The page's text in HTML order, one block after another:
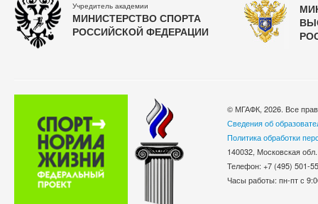
Учредитель академии
МИНИСТЕРСТВО СПОРТА
РОССИЙСКОЙ ФЕДЕРАЦИИ
© МГАФК, 2026. Все
Сведения об
Политика обработки
140032, Московская
Телефон: +7 (495)
Часы работы: пн-пт с